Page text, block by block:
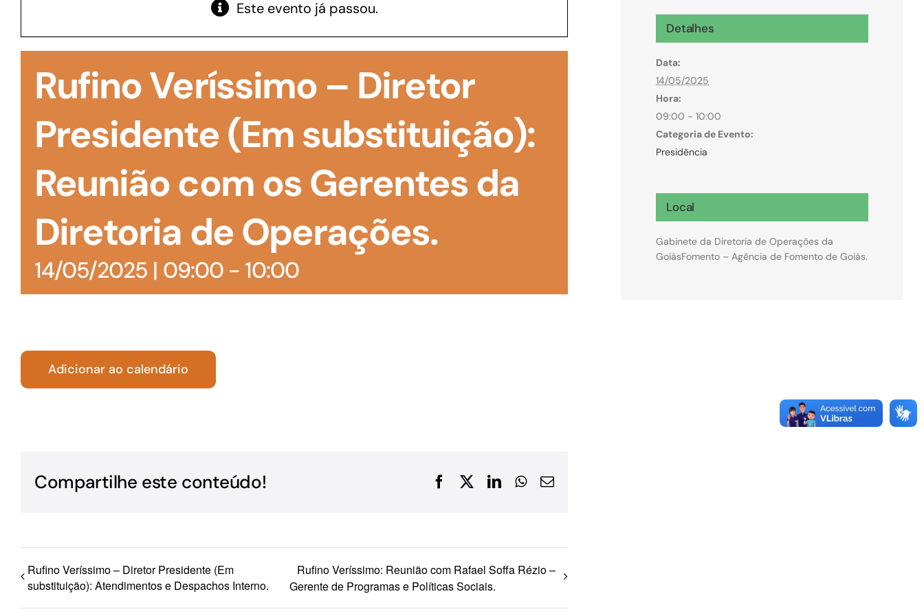
manutenção de estoques e despesas operacionais
realizar obras, dentre outros serviços
Microcrédito
Para MEI, microempresas e pessoas físicas
(feirantes e transportes)
Turismo Repasse
Este evento já passou.
Rufino Veríssimo – Diretor
Presidente (Em substituição):
Reunião com os Gerentes da
Diretoria de Operações.
14/05/2025 | 09:00- 10:00
Adicionar ao calendário
Compartilhe este conteúdo! FacebookLinkedInWhatsApp
E-
Rufino Veríssimo – Diretor Presidente (Em
substituição): Atendimentos e Despachos Interno.
Rufino Veríssimo: Reunião com Rafael Soffa Rézio –
Gerente de Programas e Políticas Sociais.
Detalhes
Data:
14/05/2025
Hora:
09:00 - 10:00
Categoria de Evento:
Presidência
Local
Gabinete da Diretoria de Operações da
GoiásFomento – Agência de Fomento de Goiás.